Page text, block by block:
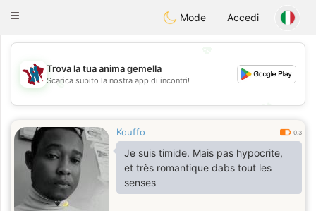
Taimerais
Toggle
Mode Accedi
💖
💕
Trova la tua anima gemella
Scarica subito la nostra app di incontri!
Kouffo 0.3
Je suis timide. Mais pas hypocrite,
et très romantique dabs tout les
senses